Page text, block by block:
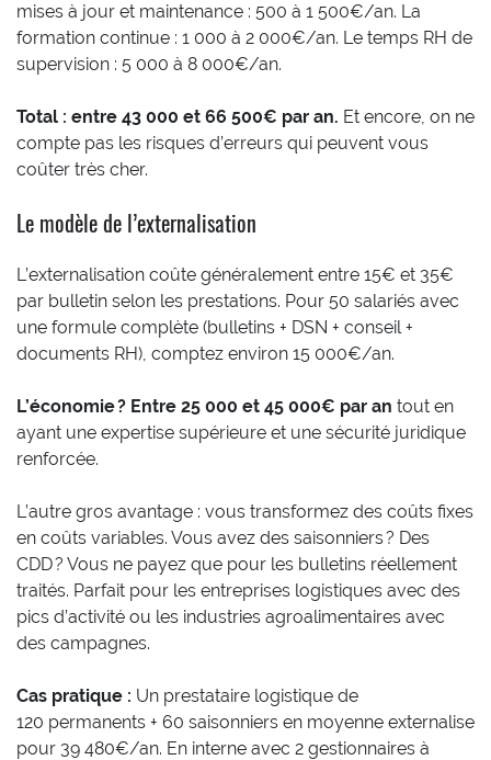
mises à jour et maintenance : 500 à 1 500€/an. La
formation continue : 1 000 à 2 000€/an. Le temps RH de
supervision : 5 000 à 8 000€/an.
Total : entre 43 000 et 66 500€ par an. Et encore, on ne
compte pas les risques d’erreurs qui peuvent vous
coûter très cher.
Le modèle de l’externalisation
L’externalisation coûte généralement entre 15€ et 35€
par bulletin selon les prestations. Pour 50 salariés avec
une formule complète (bulletins + DSN + conseil +
documents RH), comptez environ 15 000€/an.
L’économie ? Entre 25 000 et 45 000€ par an tout en
ayant une expertise supérieure et une sécurité juridique
renforcée.
L’autre gros avantage : vous transformez des coûts fixes
en coûts variables. Vous avez des saisonniers ? Des
CDD ? Vous ne payez que pour les bulletins réellement
traités. Parfait pour les entreprises logistiques avec des
pics d’activité ou les industries agroalimentaires avec
des campagnes.
Cas pratique : Un prestataire logistique de
120 permanents + 60 saisonniers en moyenne externalise
pour 39 480€/an. En interne avec 2 gestionnaires à